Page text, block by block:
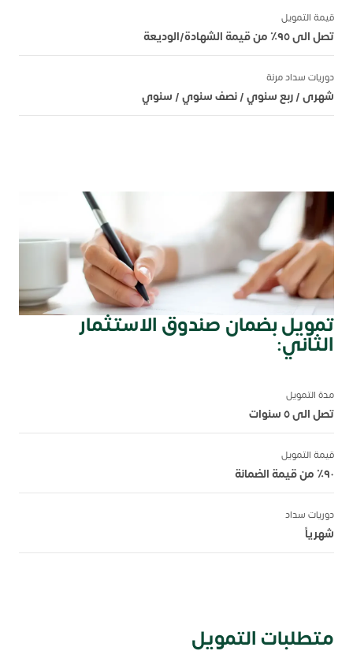
قيمة التمويل
تصل الى ٩٥٪ من قيمة الشهادة/الوديعة
دوريات سداد مرنة
شهرى / ربع سنوي / نصف سنوي / سنوي
تمويل بضمان صندوق الاستثمار
الثاني:
مدة التمويل
تصل الى ٥ سنوات
قيمة التمويل
٩٠٪ من قيمة الضمانة
دوريات سداد
شهرياً
متطلبات التمويل